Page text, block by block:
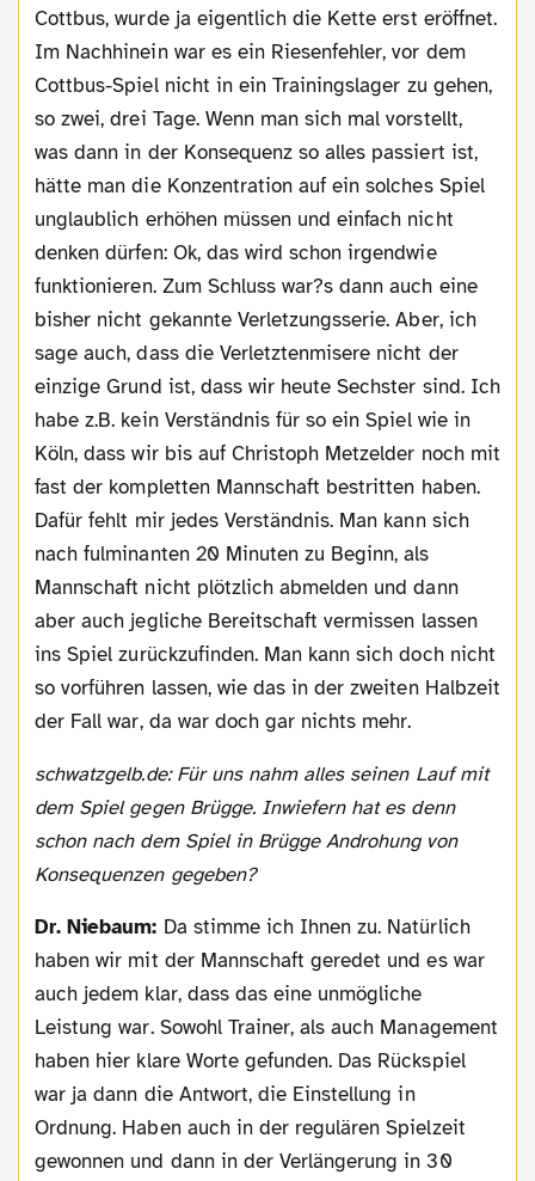
Cottbus, wurde ja eigentlich die Kette erst eröffnet.
Im Nachhinein war es ein Riesenfehler, vor dem
Cottbus-Spiel nicht in ein Trainingslager zu gehen,
so zwei, drei Tage. Wenn man sich mal vorstellt,
was dann in der Konsequenz so alles passiert ist,
hätte man die Konzentration auf ein solches Spiel
unglaublich erhöhen müssen und einfach nicht
denken dürfen: Ok, das wird schon irgendwie
funktionieren. Zum Schluss war?s dann auch eine
bisher nicht gekannte Verletzungsserie. Aber, ich
sage auch, dass die Verletztenmisere nicht der
einzige Grund ist, dass wir heute Sechster sind. Ich
habe z.B. kein Verständnis für so ein Spiel wie in
Köln, dass wir bis auf Christoph Metzelder noch mit
fast der kompletten Mannschaft bestritten haben.
Dafür fehlt mir jedes Verständnis. Man kann sich
nach fulminanten 20 Minuten zu Beginn, als
Mannschaft nicht plötzlich abmelden und dann
aber auch jegliche Bereitschaft vermissen lassen
ins Spiel zurückzufinden. Man kann sich doch nicht
so vorführen lassen, wie das in der zweiten Halbzeit
der Fall war, da war doch gar nichts mehr.
schwatzgelb.de: Für uns nahm alles seinen Lauf mit
dem Spiel gegen Brügge. Inwiefern hat es denn
schon nach dem Spiel in Brügge Androhung von
Konsequenzen gegeben?
Dr. Niebaum: Da stimme ich Ihnen zu. Natürlich
haben wir mit der Mannschaft geredet und es war
auch jedem klar, dass das eine unmögliche
Leistung war. Sowohl Trainer, als auch Management
haben hier klare Worte gefunden. Das Rückspiel
war ja dann die Antwort, die Einstellung in
Ordnung. Haben auch in der regulären Spielzeit
gewonnen und dann in der Verlängerung in 30